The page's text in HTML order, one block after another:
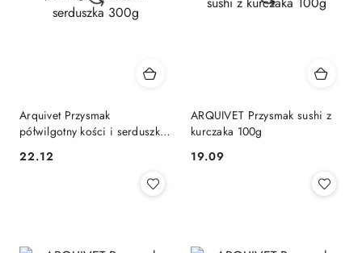
Arquivet Przysmak
półwilgotny kości i serduszka
Cena:
22.12
ARQUIVET Przysmak sushi z
kurczaka 100g
Cena:
19.09